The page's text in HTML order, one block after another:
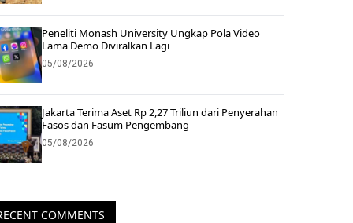
Peneliti Monash University Ungkap Pola Video
Lama Demo Diviralkan Lagi
05/08/2026
Jakarta Terima Aset Rp 2,27 Triliun dari Penyerahan
Fasos dan Fasum Pengembang
05/08/2026
COMMENTS